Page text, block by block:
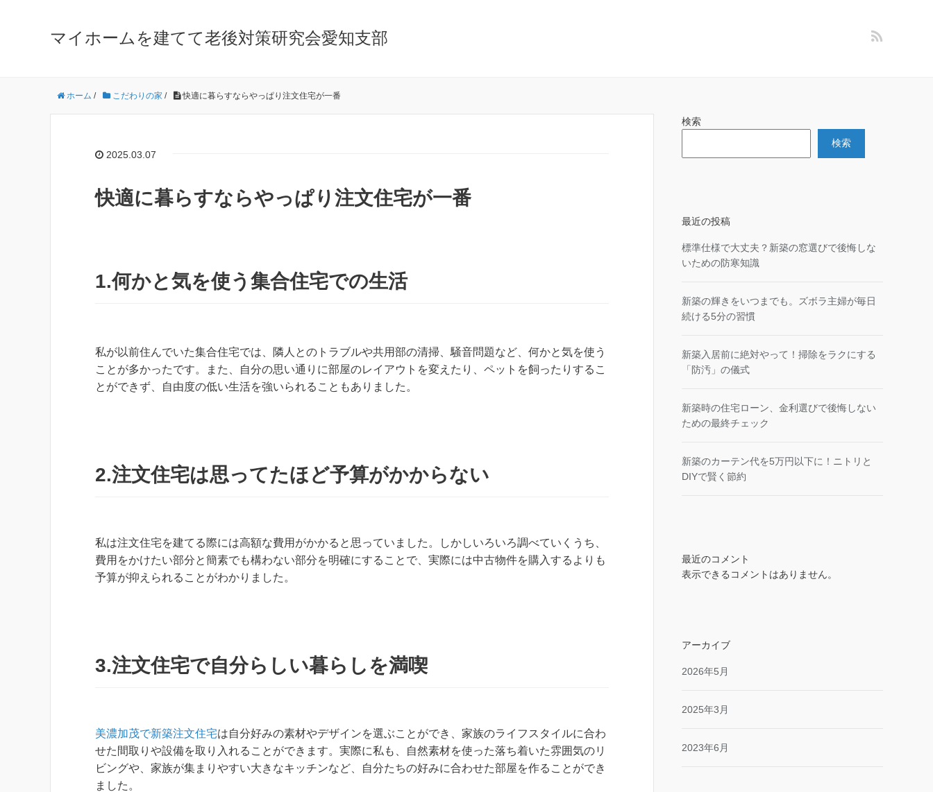
マイホームを建てて老後対策研究会愛知支部
ホーム / こだわりの家 / 快適に暮らすならやっぱり注文住宅が一番
2025.03.07
快適に暮らすならやっぱり注文住宅が一番
1.何かと気を使う集合住宅での生活
私が以前住んでいた集合住宅では、隣人とのトラブルや共用部の清掃、騒音問題など、何かと気を使う
ことが多かったです。また、自分の思い通りに部屋のレイアウトを変えたり、ペットを飼ったりするこ
とができず、自由度の低い生活を強いられることもありました。
2.注文住宅は思ってたほど予算がかからない
私は注文住宅を建てる際には高額な費用がかかると思っていました。しかしいろいろ調べていくうち、
費用をかけたい部分と簡素でも構わない部分を明確にすることで、実際には中古物件を購入するよりも
予算が抑えられることがわかりました。
3.注文住宅で自分らしい暮らしを満喫
美濃加茂で新築注文住宅は自分好みの素材やデザインを選ぶことができ、家族のライフスタイルに合わ
せた間取りや設備を取り入れることができます。実際に私も、自然素材を使った落ち着いた雰囲気のリ
ビングや、家族が集まりやすい大きなキッチンなど、自分たちの好みに合わせた部屋を作ることができ
ました。
検索
検索
最近の投稿
標準仕様で大丈夫？新築の窓選びで後悔しな
いための防寒知識
新築の輝きをいつまでも。ズボラ主婦が毎日
続ける5分の習慣
新築入居前に絶対やって！掃除をラクにする
「防汚」の儀式
新築時の住宅ローン、金利選びで後悔しない
ための最終チェック
新築のカーテン代を5万円以下に！ニトリと
DIYで賢く節約
最近のコメント
表示できるコメントはありません。
アーカイブ
2026年5月
2025年3月
2023年6月